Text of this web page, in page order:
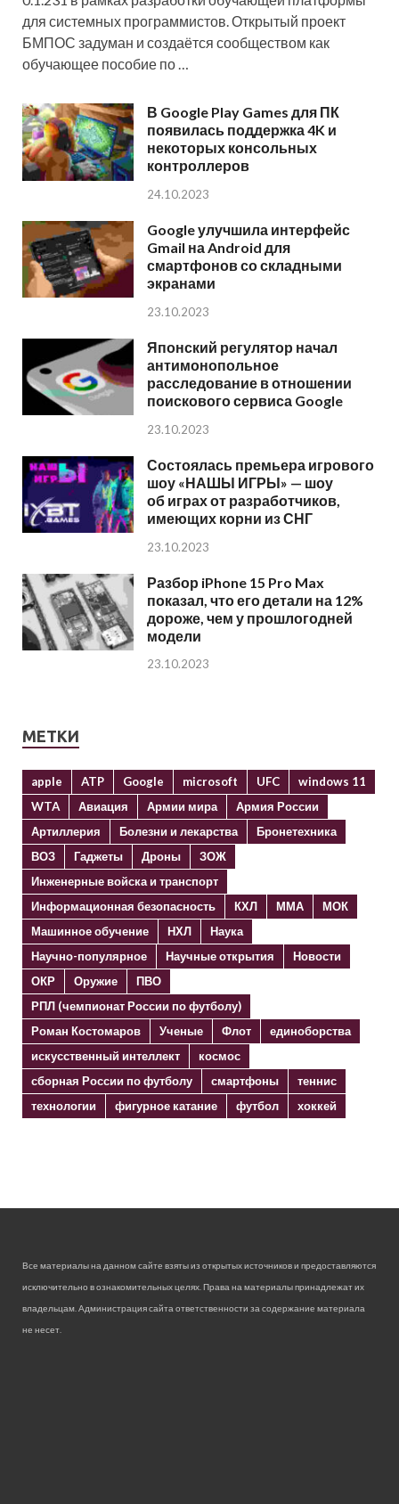
для системных программистов. Открытый проект
БМПОС задуман и создаётся сообществом как
обучающее пособие по …
В Google Play Games для ПК
появилась поддержка 4K и
некоторых консольных
контроллеров
24.10.2023
Google улучшила интерфейс
Gmail на Android для
смартфонов со складными
экранами
23.10.2023
Японский регулятор начал
антимонопольное
расследование в отношении
поискового сервиса Google
23.10.2023
Состоялась премьера игрового
шоу «НАШЫ ИГРЫ» — шоу
об играх от разработчиков,
имеющих корни из СНГ
23.10.2023
Разбор iPhone 15 Pro Max
показал, что его детали на 12%
дороже, чем у прошлогодней
модели
23.10.2023
МЕТКИ
apple ATP Google microsoft UFC
windows 11
WTA
Авиация Армии мира
Армия России
Артиллерия
Болезни и лекарства
Бронетехника
ВОЗ
Гаджеты Дроны
ЗОЖ
Инженерные войска и транспорт
Информационная безопасность
КХЛ ММА
МОК
Машинное обучение
НХЛ
Наука
Научно-популярное
Научные открытия
Новости
ОКР
Оружие
ПВО
РПЛ (чемпионат России по футболу)
Роман Костомаров
Ученые Флот
единоборства
искусственный интеллект
космос
сборная России по футболу
смартфоны
теннис
технологии
фигурное катание футбол хоккей
Все материалы на данном сайте взяты из открытых источников и предоставляются
исключительно в ознакомительных целях. Права на материалы принадлежат их
владельцам. Администрация сайта ответственности за содержание материала
не несет.